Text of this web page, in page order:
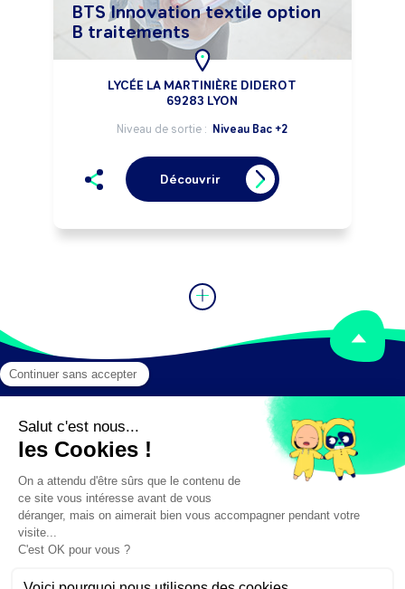
BTS Innovation textile option
B traitements
LYCÉE LA MARTINIÈRE DIDEROT
69283 LYON
Niveau de sortie : Niveau Bac +2
Découvrir
Mentions légales